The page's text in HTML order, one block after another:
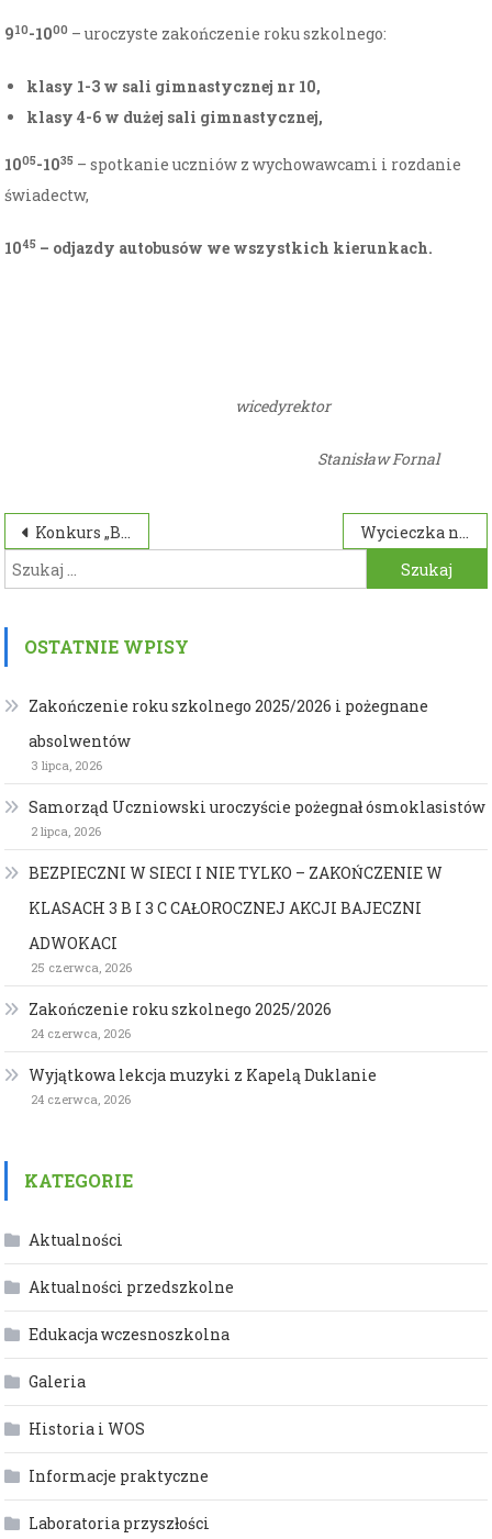
910-1000 – uroczyste zakończenie roku szkolnego:
klasy 1-3 w sali gimnastycznej nr 10,
klasy 4-6 w dużej sali gimnastycznej,
1005-1035 – spotkanie uczniów z wychowawcami i rozdanie
świadectw,
1045 – odjazdy autobusów we wszystkich kierunkach.
wicedyrektor
Stanisław Fornal
Nawigacja
wpisu
Konkurs „Baw się z nami”
Wycieczka na Puszczę
Szukaj:
OSTATNIE WPISY
Zakończenie roku szkolnego 2025/2026 i pożegnane
absolwentów
3 lipca, 2026
Samorząd Uczniowski uroczyście pożegnał ósmoklasistów
2 lipca, 2026
BEZPIECZNI W SIECI I NIE TYLKO – ZAKOŃCZENIE W
KLASACH 3 B I 3 C CAŁOROCZNEJ AKCJI BAJECZNI
ADWOKACI
25 czerwca, 2026
Zakończenie roku szkolnego 2025/2026
24 czerwca, 2026
Wyjątkowa lekcja muzyki z Kapelą Duklanie
24 czerwca, 2026
KATEGORIE
Aktualności
Aktualności przedszkolne
Edukacja wczesnoszkolna
Galeria
Historia i WOS
Informacje praktyczne
Laboratoria przyszłości